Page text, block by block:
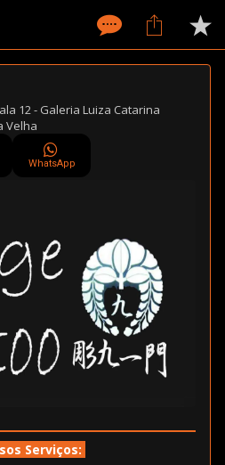
12 - Galeria Luiza Catarina
Velha
WhatsApp
Serviços: